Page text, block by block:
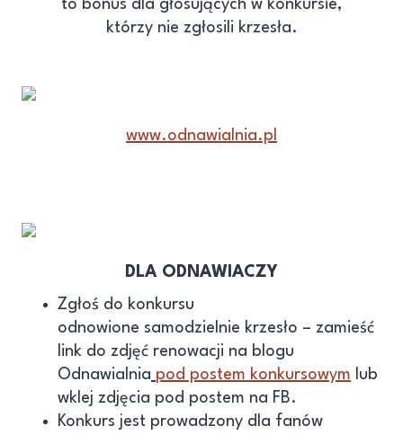
to bonus dla głosujących w konkursie,
którzy nie zgłosili krzesła.
www.odnawialnia.pl
DLA ODNAWIACZY
Zgłoś do konkursu
odnowione samodzielnie krzesło – zamieść
link do zdjęć renowacji na blogu
Odnawialnia pod postem konkursowym lub
wklej zdjęcia pod postem na FB.
Konkurs jest prowadzony dla fanów